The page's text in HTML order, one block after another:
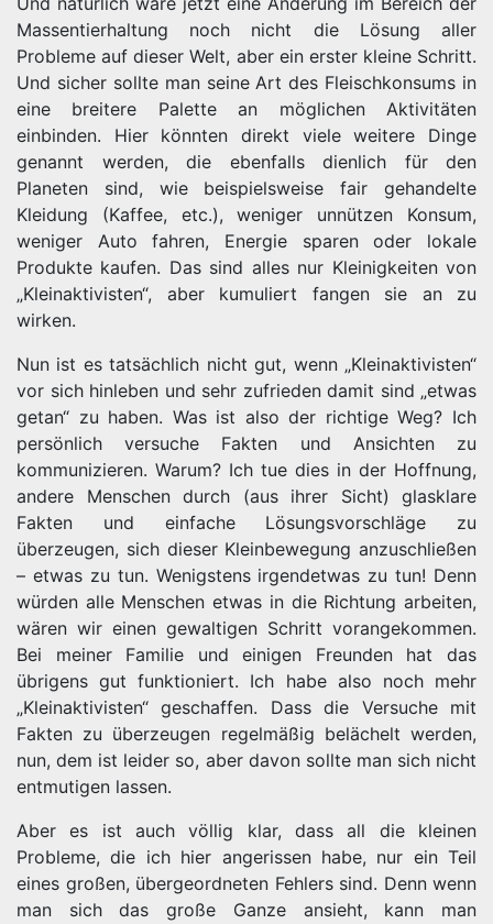
Massentierhaltung noch nicht die Lösung aller
Probleme auf dieser Welt, aber ein erster kleine Schritt.
Und sicher sollte man seine Art des Fleischkonsums in
eine breitere Palette an möglichen Aktivitäten
einbinden. Hier könnten direkt viele weitere Dinge
genannt werden, die ebenfalls dienlich für den
Planeten sind, wie beispielsweise fair gehandelte
Kleidung (Kaffee, etc.), weniger unnützen Konsum,
weniger Auto fahren, Energie sparen oder lokale
Produkte kaufen. Das sind alles nur Kleinigkeiten von
„Kleinaktivisten“, aber kumuliert fangen sie an zu
wirken.
Nun ist es tatsächlich nicht gut, wenn „Kleinaktivisten“
vor sich hinleben und sehr zufrieden damit sind „etwas
getan“ zu haben. Was ist also der richtige Weg? Ich
persönlich versuche Fakten und Ansichten zu
kommunizieren. Warum? Ich tue dies in der Hoffnung,
andere Menschen durch (aus ihrer Sicht) glasklare
Fakten und einfache Lösungsvorschläge zu
überzeugen, sich dieser Kleinbewegung anzuschließen
– etwas zu tun. Wenigstens irgendetwas zu tun! Denn
würden alle Menschen etwas in die Richtung arbeiten,
wären wir einen gewaltigen Schritt vorangekommen.
Bei meiner Familie und einigen Freunden hat das
übrigens gut funktioniert. Ich habe also noch mehr
„Kleinaktivisten“ geschaffen. Dass die Versuche mit
Fakten zu überzeugen regelmäßig belächelt werden,
nun, dem ist leider so, aber davon sollte man sich nicht
entmutigen lassen.
Aber es ist auch völlig klar, dass all die kleinen
Probleme, die ich hier angerissen habe, nur ein Teil
eines großen, übergeordneten Fehlers sind. Denn wenn
man sich das große Ganze ansieht, kann man